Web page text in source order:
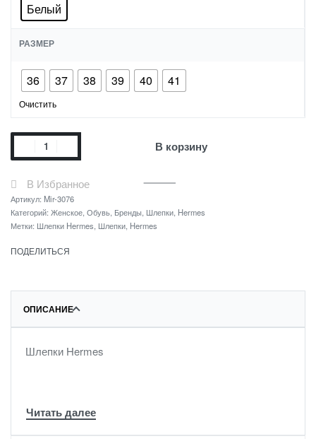
Белый
РАЗМЕР
36 37 38 39 40 41
Очистить
В корзину
В Избранное
Артикул: Mir-3076
Категорий: Женское Обувь Бренды Шлепки Hermes
Метки: Шлепки Hermes Шлепки Hermes
ПОДЕЛИТЬСЯ
ОПИСАНИЕ
Шлепки Hermes